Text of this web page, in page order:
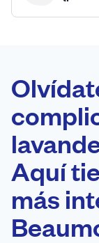
0 min
Recojo
casa
Aquí
más